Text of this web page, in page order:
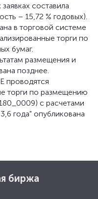
составила
– 15,72 % годовых).
в торговой системе
торги по
бумаг.
размещения и
позднее.
проводятся
торги по размещению
с расчетами
года" опубликована
биржа